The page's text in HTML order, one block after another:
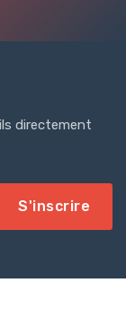
directement
S'inscrire